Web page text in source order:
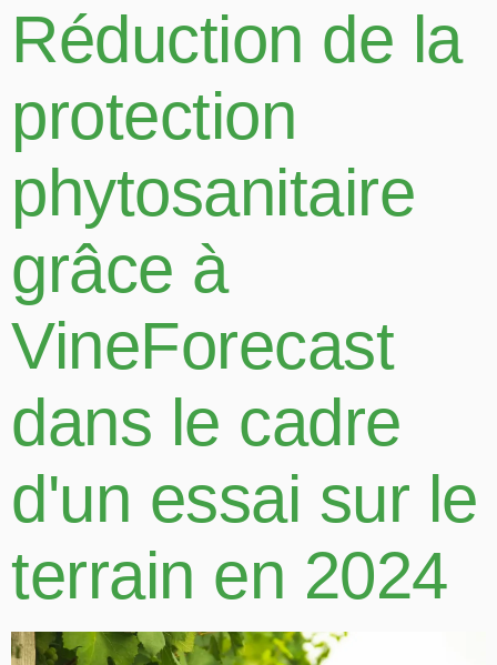
Réduction de la
protection
phytosanitaire
grâce à
VineForecast
dans le cadre
d'un essai sur le
terrain en 2024